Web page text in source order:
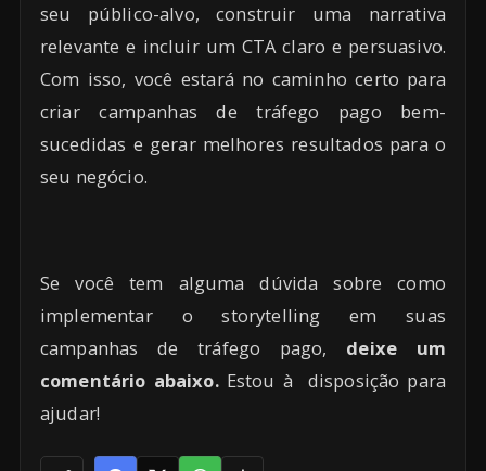
seu público-alvo, construir uma narrativa
relevante e incluir um CTA claro e persuasivo.
Com isso, você estará no caminho certo para
criar campanhas de tráfego pago bem-
sucedidas e gerar melhores resultados para o
seu negócio.
Se você tem alguma dúvida sobre como
implementar o storytelling em suas
campanhas de tráfego pago, deixe um
comentário abaixo.Estou à disposição para
ajudar!